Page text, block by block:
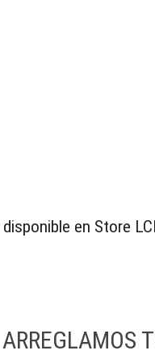
en Store